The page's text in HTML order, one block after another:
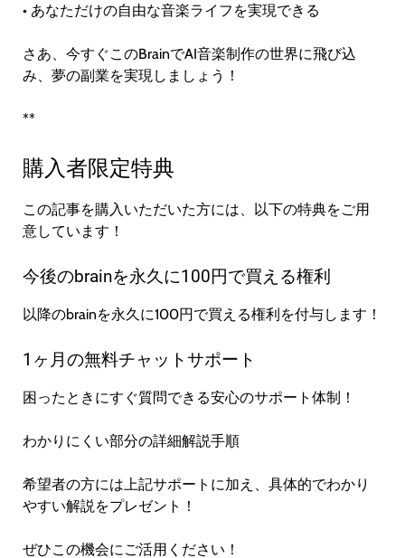
• あなただけの自由な音楽ライフを実現できる
さあ、今すぐこのBrainでAI音楽制作の世界に飛び込
み、夢の副業を実現しましょう！
**
購入者限定特典
この記事を購入いただいた方には、以下の特典をご用
意しています！
今後のbrainを永久に100円で買える権利
以降のbrainを永久に100円で買える権利を付与します！
1ヶ月の無料チャットサポート
困ったときにすぐ質問できる安心のサポート体制！
わかりにくい部分の詳細解説手順
希望者の方には上記サポートに加え、具体的でわかり
やすい解説をプレゼント！
ぜひこの機会にご活用ください！